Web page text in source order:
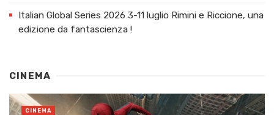
Italian Global Series 2026 3-11 luglio Rimini e Riccione, una
edizione da fantascienza !
CINEMA
CINEMA